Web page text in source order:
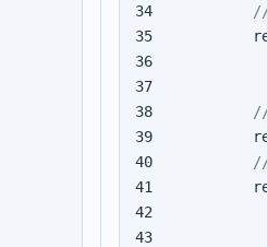
34
35
36
37
38
39
40
41
42
43